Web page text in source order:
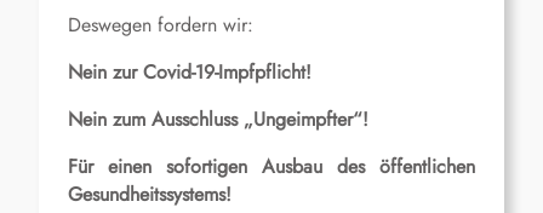
Deswegen fordern wir:
Nein zur Covid-19-Impfpflicht!
Nein zum Ausschluss „Ungeimpfter“!
Für einen sofortigen Ausbau des öffentlichen
Gesundheitssystems!